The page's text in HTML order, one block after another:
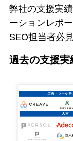
弊社の支援実
ーションレポ
SEO担当者必
過去の支援実